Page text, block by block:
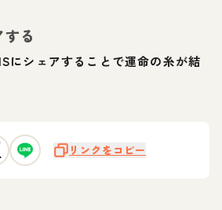
る
にシェアすることで運命の糸が結
リンクをコピー